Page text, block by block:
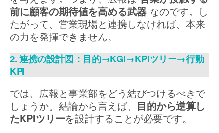
前に顧客の期待値を高める武器 なのです。し
たがって、営業現場と連携しなければ、本来
の力を発揮できません。
2. 連携の設計図：目的→KGI→KPIツリー→行動
KPI
では、広報と事業部をどう結びつけるべきで
しょうか。結論から言えば、
目的から逆算し
たKPIツリーを設計することが必要です。